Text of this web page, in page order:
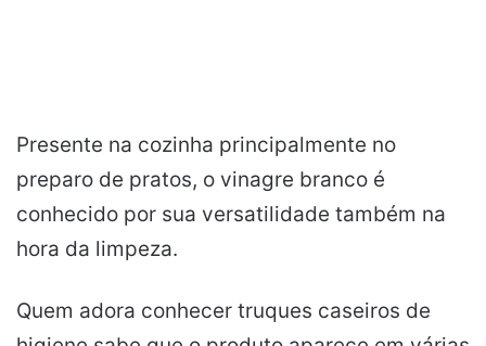
Presente na cozinha principalmente no
preparo de pratos, o vinagre branco é
conhecido por sua versatilidade também na
hora da limpeza.
Quem adora conhecer truques caseiros de